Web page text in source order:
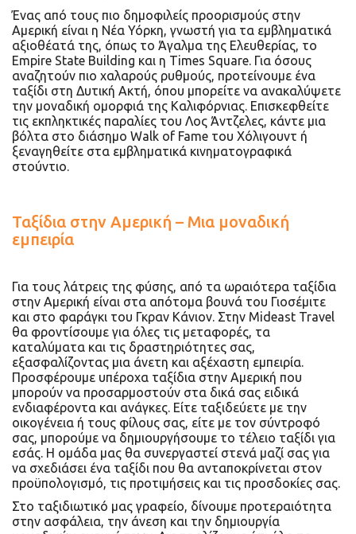
Ένας από τους πιο δημοφιλείς προορισμούς στην
Αμερική είναι η Νέα Υόρκη, γνωστή για τα εμβληματικά
αξιοθέατά της, όπως το Άγαλμα της Ελευθερίας, το
Empire State Building και η Times Square. Για όσους
αναζητούν πιο χαλαρούς ρυθμούς, προτείνουμε ένα
ταξίδι στη Δυτική Ακτή, όπου μπορείτε να ανακαλύψετε
την μοναδική ομορφιά της Καλιφόρνιας. Επισκεφθείτε
τις εκπληκτικές παραλίες του Λος Άντζελες, κάντε μια
βόλτα στο διάσημο Walk of Fame του Χόλιγουντ ή
ξεναγηθείτε στα εμβληματικά κινηματογραφικά
στούντιο.
Ταξίδια στην Αμερική – Μια μοναδική
εμπειρία
Για τους λάτρεις της φύσης, από τα ωραιότερα ταξίδια
στην Αμερική είναι στα απότομα βουνά του Γιοσέμιτε
και στο φαράγκι του Γκραν Κάνιον. Στην Mideast Travel
θα φροντίσουμε για όλες τις μεταφορές, τα
καταλύματα και τις δραστηριότητες σας,
εξασφαλίζοντας μια άνετη και αξέχαστη εμπειρία.
Προσφέρουμε υπέροχα ταξίδια στην Αμερική που
μπορούν να προσαρμοστούν στα δικά σας ειδικά
ενδιαφέροντα και ανάγκες. Είτε ταξιδεύετε με την
οικογένεια ή τους φίλους σας, είτε με τον σύντροφό
σας, μπορούμε να δημιουργήσουμε το τέλειο ταξίδι για
εσάς. Η ομάδα μας θα συνεργαστεί στενά μαζί σας για
να σχεδιάσει ένα ταξίδι που θα ανταποκρίνεται στον
προϋπολογισμό, τις προτιμήσεις και τις προσδοκίες σας.
Στο ταξιδιωτικό μας γραφείο, δίνουμε προτεραιότητα
στην ασφάλεια, την άνεση και την δημιουργία